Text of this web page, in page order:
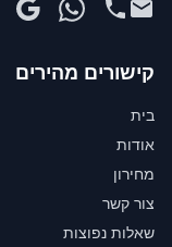
קישורים מהירים
בית
אודות
מחירון
צור קשר
שאלות נפוצות